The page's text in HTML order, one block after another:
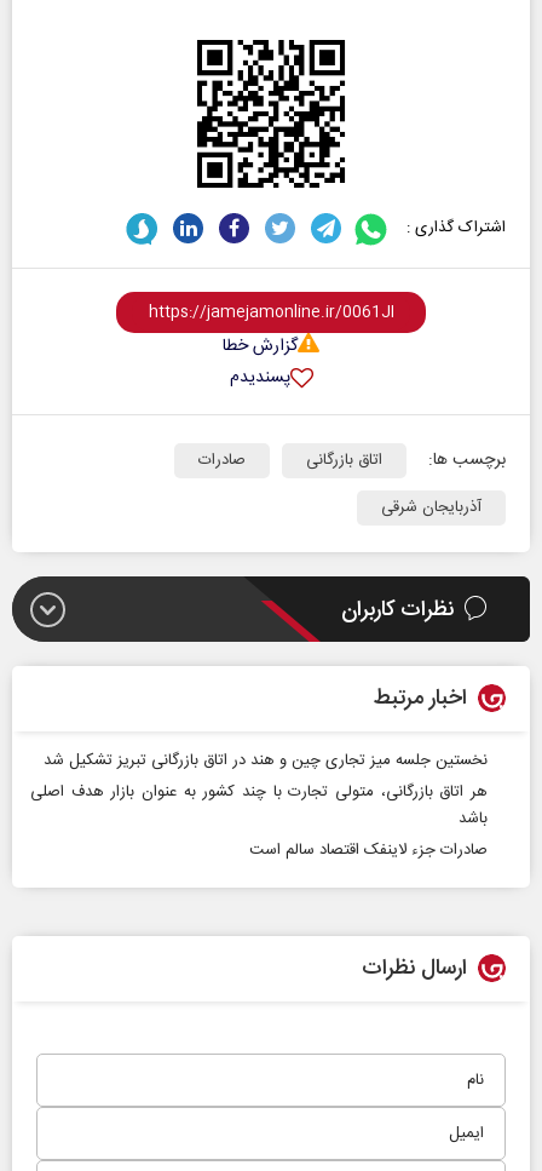
اشتراک گذاری :
گزارش خطا
پسندیدم
برچسب ها: اتاق بازرگانی
صادرات
آذربایجان شرقی
نظرات کاربران
اخبار مرتبط
نخستین جلسه میز تجاری چین و هند در اتاق بازرگانی تبریز تشکیل شد
هر اتاق بازرگانی، متولی تجارت با چند کشور به عنوان بازار هدف اصلی
باشد
صادرات جزء لاینفک اقتصاد سالم است
ارسال نظرات